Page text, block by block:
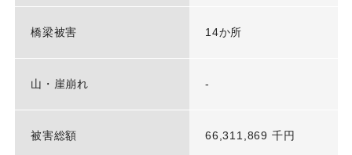
橋梁被害 14か所
山・崖崩れ -
被害総額 66,311,869 千円